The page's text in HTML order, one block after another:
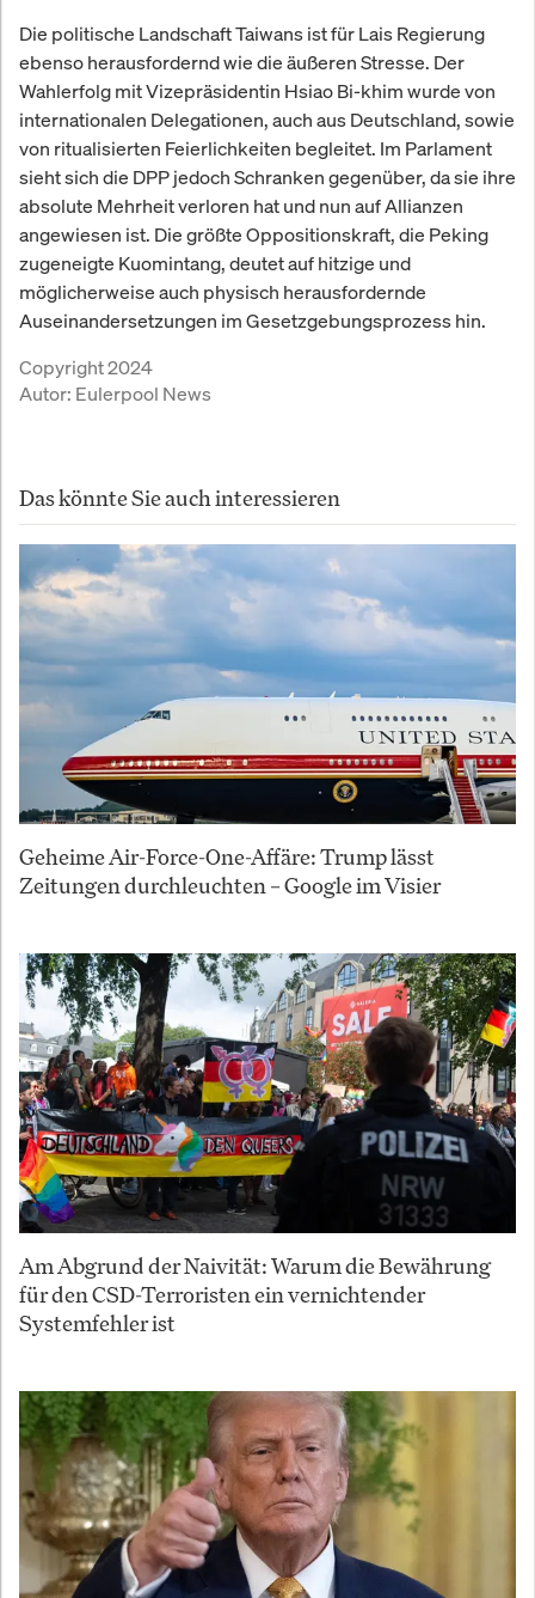
Die politische Landschaft Taiwans ist für Lais Regierung
ebenso herausfordernd wie die äußeren Stresse. Der
Wahlerfolg mit Vizepräsidentin Hsiao Bi-khim wurde von
internationalen Delegationen, auch aus Deutschland, sowie
von ritualisierten Feierlichkeiten begleitet. Im Parlament
sieht sich die DPP jedoch Schranken gegenüber, da sie ihre
absolute Mehrheit verloren hat und nun auf Allianzen
angewiesen ist. Die größte Oppositionskraft, die Peking
zugeneigte Kuomintang, deutet auf hitzige und
möglicherweise auch physisch herausfordernde
Auseinandersetzungen im Gesetzgebungsprozess hin.
Copyright 2024
Autor: Eulerpool News
Das könnte Sie auch interessieren
Geheime Air-Force-One-Affäre: Trump lässt
Zeitungen durchleuchten – Google im Visier
Am Abgrund der Naivität: Warum die Bewährung
für den CSD-Terroristen ein vernichtender
Systemfehler ist